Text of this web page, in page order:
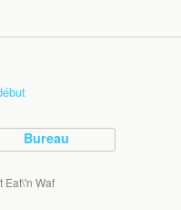
Bureau
Eat\'n Waf